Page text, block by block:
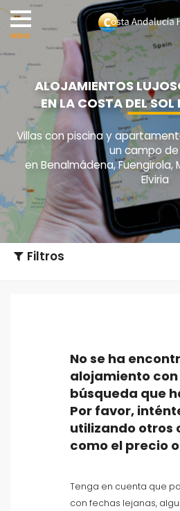
ALOJAMIENTOS
EN LA COSTA DEL
Villas con piscina y
un campo
en Benalmádena, Fuengirola,
Elviria
Filtros
Tipo de alojamiento
Personas
No se ha
alojamiento
búsqueda que
Por favor,
utilizando otros
como el precio
Tenga en cuenta que
con fechas lejanas,